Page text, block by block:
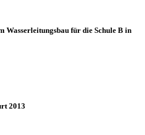
Wasserleitungsbau für die Schule B in
2013